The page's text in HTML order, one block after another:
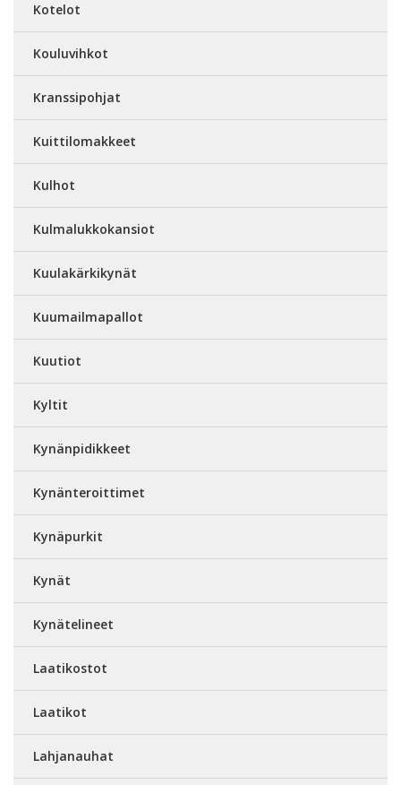
Kotelot
Kouluvihkot
Kranssipohjat
Kuittilomakkeet
Kulhot
Kulmalukkokansiot
Kuulakärkikynät
Kuumailmapallot
Kuutiot
Kyltit
Kynänpidikkeet
Kynänteroittimet
Kynäpurkit
Kynät
Kynätelineet
Laatikostot
Laatikot
Lahjanauhat